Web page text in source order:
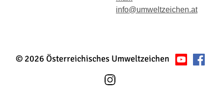
info@umweltzeichen.at
© 2026 Österreichisches Umweltzeichen